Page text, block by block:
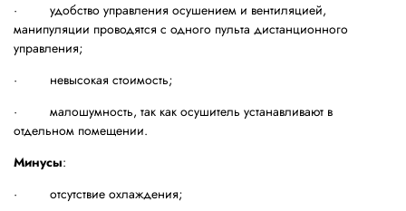
· удобство управления осушением и вентиляцией,
манипуляции проводятся с одного пульта дистанционного
управления;
· невысокая стоимость;
· малошумность, так как осушитель устанавливают в
отдельном помещении.
Минусы:
· отсутствие охлаждения;